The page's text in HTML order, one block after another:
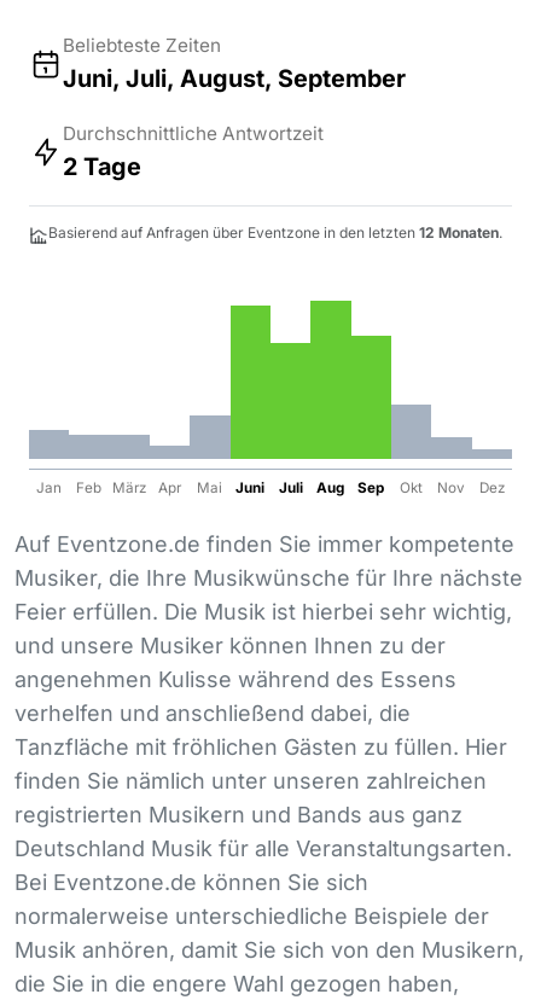
Beliebteste Zeiten
Juni, Juli, August, September
Durchschnittliche Antwortzeit
2 Tage
Basierend auf Anfragen über Eventzone in den letzten 12 Monaten.
Jan Feb März Apr Mai Juni Juli Aug Sep Okt Nov Dez
Auf Eventzone.de finden Sie immer kompetente
Musiker, die Ihre Musikwünsche für Ihre nächste
Feier erfüllen. Die Musik ist hierbei sehr wichtig,
und unsere Musiker können Ihnen zu der
angenehmen Kulisse während des Essens
verhelfen und anschließend dabei, die
Tanzfläche mit fröhlichen Gästen zu füllen. Hier
finden Sie nämlich unter unseren zahlreichen
registrierten Musikern und Bands aus ganz
Deutschland Musik für alle Veranstaltungsarten.
Bei Eventzone.de können Sie sich
normalerweise unterschiedliche Beispiele der
Musik anhören, damit Sie sich von den Musikern,
die Sie in die engere Wahl gezogen haben,